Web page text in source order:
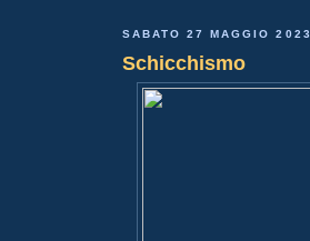
SABATO 27 MAGGIO 2023
Schicchismo